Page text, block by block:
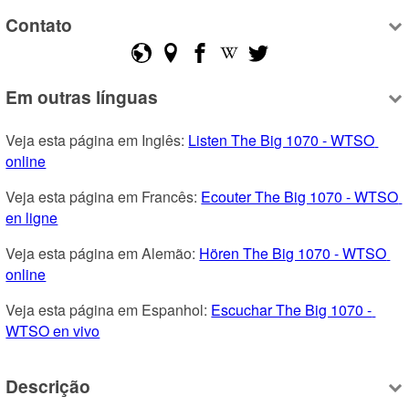
Contato
Em outras línguas
Veja esta página em Inglês: Listen The Big 1070 - WTSO
online
Veja esta página em Francês: Ecouter The Big 1070 - WTSO
en ligne
Veja esta página em Alemão: Hören The Big 1070 - WTSO
online
Veja esta página em Espanhol: Escuchar The Big 1070 -
WTSO en vivo
Descrição